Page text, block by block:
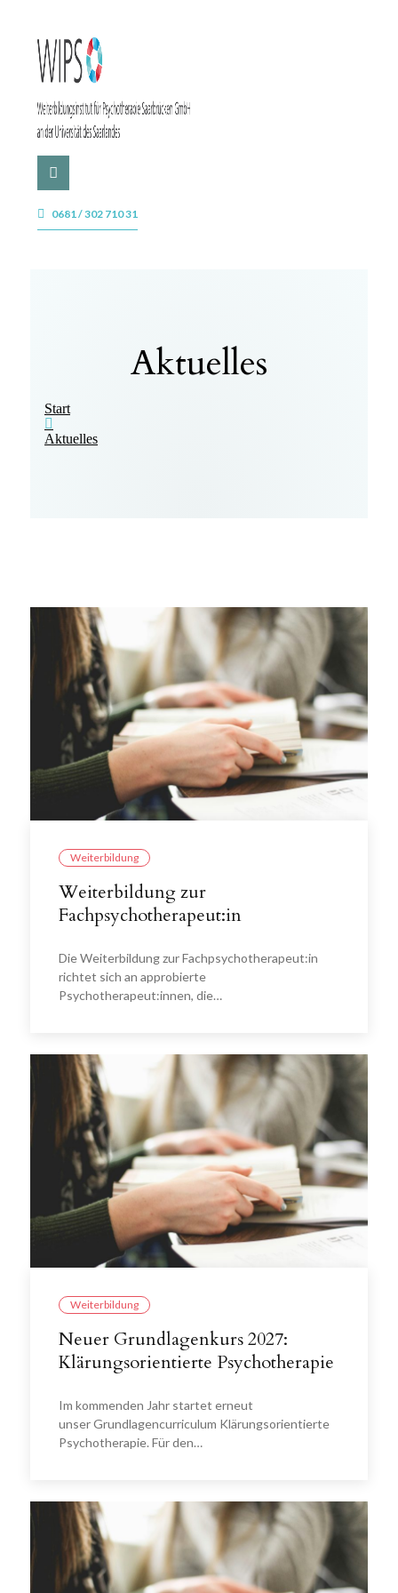
0681 / 302 710 31
Aktuelles
Start
Aktuelles
Weiterbildung
Weiterbildung zur
Fachpsychotherapeut:in
Die Weiterbildung zur Fachpsychotherapeut:in
richtet sich an approbierte
Psychotherapeut:innen, die…
Weiterbildung
Neuer Grundlagenkurs 2027:
Klärungsorientierte Psychotherapie
Im kommenden Jahr startet erneut
unser Grundlagencurriculum Klärungsorientierte
Psychotherapie. Für den…